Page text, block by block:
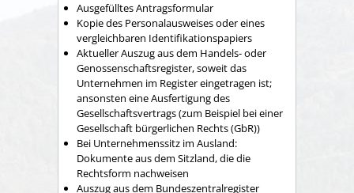
Ausgefülltes Antragsformular
Kopie des Personalausweises oder eines
vergleichbaren Identifikationspapiers
Aktueller Auszug aus dem Handels- oder
Genossenschaftsregister, soweit das
Unternehmen im Register eingetragen ist;
ansonsten eine Ausfertigung des
Gesellschaftsvertrags (zum Beispiel bei einer
Gesellschaft bürgerlichen Rechts (GbR))
Bei Unternehmenssitz im Ausland:
Dokumente aus dem Sitzland, die die
Rechtsform nachweisen
Auszug aus dem Bundeszentralregister